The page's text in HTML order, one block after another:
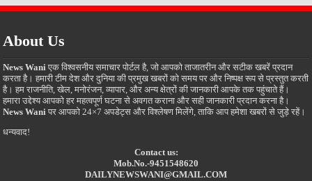
About Us
News Wani एक विश्वसनीय समाचार पोर्टल है, जो आपको ताजातरीन और सटीक खबरें प्रदान
करता है। हमारी टीम देश और दुनिया की प्रमुख खबरों को समय पर और निष्पक्ष रूप से प्रस्तुत करती
है। हम राजनीति, खेल, मनोरंजन, व्यापार, और अन्य क्षेत्रों की जानकारी आपके तक पहुंचाते हैं।
हमारा उद्देश्य आपको हर महत्वपूर्ण घटना से अवगत कराना और सही जानकारी प्रदान करना है।
News Wani पर आपको 24×7 अपडेट्स और विश्लेषण मिलेंगे, ताकि आप हमेशा खबरों से जुड़े रहें।
धन्यवाद!
Contact us:
Mob.No.-9451548620
DAILYNEWSWANI@GMAIL.COM